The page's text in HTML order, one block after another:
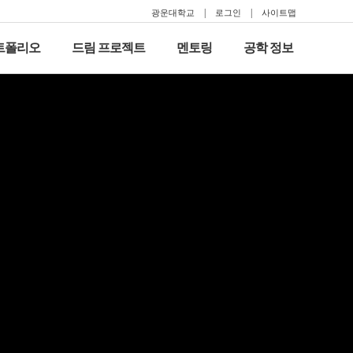
광운대학교 로그인 사이트맵
폴리오 드림 프로젝트 멘토링 공학 정보